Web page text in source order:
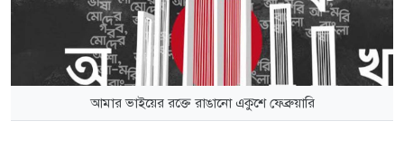
আমার ভাইয়ের রক্তে রাঙানো একুশে ফেব্রুয়ারি